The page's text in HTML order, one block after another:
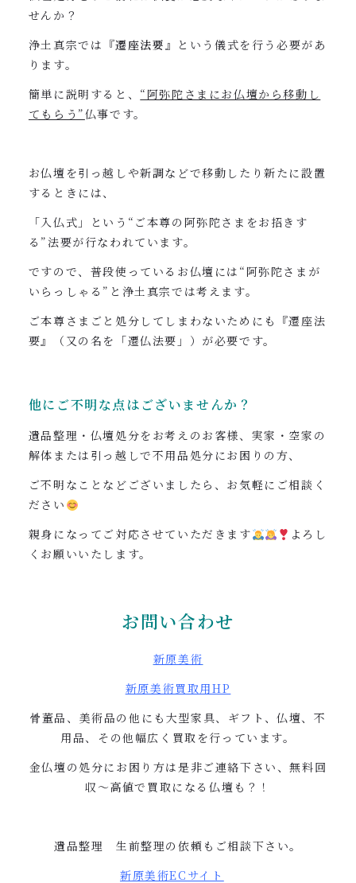
せんか？
浄土真宗では 『遷座法要』 という儀式を行う必要があ
ります。
簡単に説明すると、 “阿弥陀さまにお仏壇から移動し
てもらう”仏事です。
お仏壇を引っ越しや新調などで移動したり新たに設置
するときには、
「入仏式」という“ご本尊の阿弥陀さまをお招きす
る”法要が行なわれています。
ですので、普段使っているお仏壇には“阿弥陀さまが
いらっしゃる”と浄土真宗では考えます。
ご本尊さまごと処分してしまわないためにも『遷座法
要』（又の名を「遷仏法要」）が必要です。
他にご不明な点はございませんか？
遺品整理・仏壇処分をお考えのお客様、実家・空家の
解体または引っ越しで不用品処分にお困りの方、
ご不明なことなどございましたら、お気軽にご相談く
ださい
親身になってご対応させていただきます
よろし
くお願いいたします。
お問い合わせ
新原美術
新原美術買取用HP
骨董品、美術品の他にも大型家具、ギフト、仏壇、不
用品、その他幅広く買取を行っています。
金仏壇の処分にお困り方は是非ご連絡下さい、無料回
収〜高値で買取になる仏壇も？！
遺品整理 生前整理の依頼もご相談下さい。
新原美術EC サイト